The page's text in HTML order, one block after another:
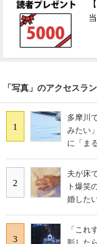
「写真」のアクセスラ
1
多摩川
みたい
に「ま
2
夫が床
ト爆笑
婚したい
3
「こ